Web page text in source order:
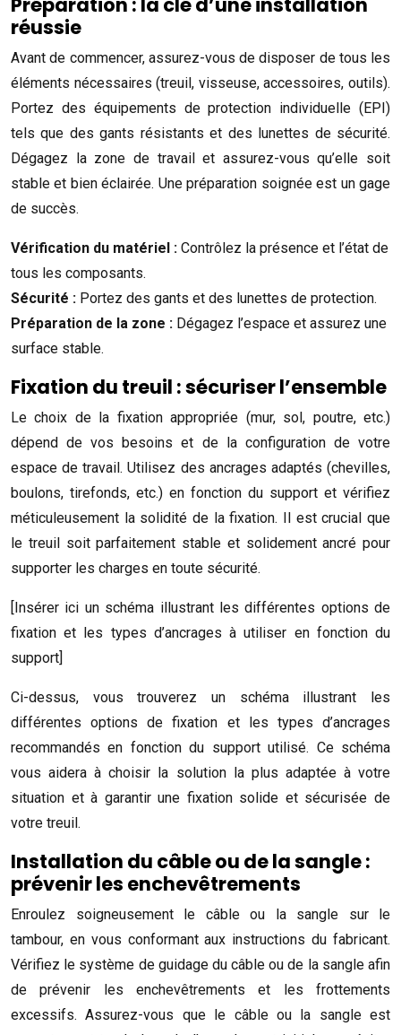
réussie
Avant de commencer, assurez-vous de disposer de tous les
éléments nécessaires (treuil, visseuse, accessoires, outils).
Portez des équipements de protection individuelle (EPI)
tels que des gants résistants et des lunettes de sécurité.
Dégagez la zone de travail et assurez-vous qu’elle soit
stable et bien éclairée. Une préparation soignée est un gage
de succès.
Vérification du matériel : Contrôlez la présence et l’état de
tous les composants.
Sécurité : Portez des gants et des lunettes de protection.
Préparation de la zone : Dégagez l’espace et assurez une
surface stable.
Fixation du treuil : sécuriser l’ensemble
Le choix de la fixation appropriée (mur, sol, poutre, etc.)
dépend de vos besoins et de la configuration de votre
espace de travail. Utilisez des ancrages adaptés (chevilles,
boulons, tirefonds, etc.) en fonction du support et vérifiez
méticuleusement la solidité de la fixation. Il est crucial que
le treuil soit parfaitement stable et solidement ancré pour
supporter les charges en toute sécurité.
[Insérer ici un schéma illustrant les différentes options de
fixation et les types d’ancrages à utiliser en fonction du
support]
Ci-dessus, vous trouverez un schéma illustrant les
différentes options de fixation et les types d’ancrages
recommandés en fonction du support utilisé. Ce schéma
vous aidera à choisir la solution la plus adaptée à votre
situation et à garantir une fixation solide et sécurisée de
votre treuil.
Installation du câble ou de la sangle :
prévenir les enchevêtrements
Enroulez soigneusement le câble ou la sangle sur le
tambour, en vous conformant aux instructions du fabricant.
Vérifiez le système de guidage du câble ou de la sangle afin
de prévenir les enchevêtrements et les frottements
excessifs. Assurez-vous que le câble ou la sangle est